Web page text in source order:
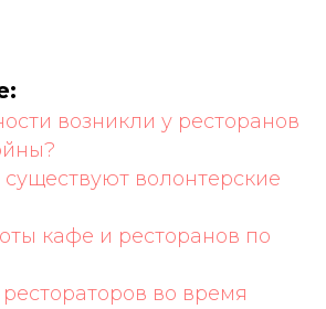
возникли у ресторанов
существуют волонтерские
кафе и ресторанов по
во время